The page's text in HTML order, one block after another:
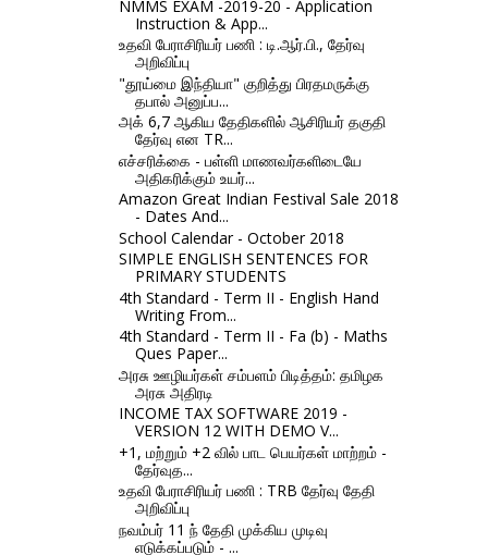
NMMS EXAM -2019-20 - Application
Instruction & App...
உதவி பேராசிரியர் பணி : டி.ஆர்.பி., தேர்வு
அறிவிப்பு
"தூய்மை இந்தியா" குறித்து பிரதமருக்கு
தபால் அனுப்ப...
அக் 6,7 ஆகிய தேதிகளில் ஆசிரியர் தகுதி
தேர்வு என TR...
எச்சரிக்கை - பள்ளி மாணவர்களிடையே
அதிகரிக்கும் உயர்...
Amazon Great Indian Festival Sale 2018
- Dates And...
School Calendar - October 2018
SIMPLE ENGLISH SENTENCES FOR
PRIMARY STUDENTS
4th Standard - Term II - English Hand
Writing From...
4th Standard - Term II - Fa (b) - Maths
Ques Paper...
அரசு ஊழியர்கள் சம்பளம் பிடித்தம்: தமிழக
அரசு அதிரடி
INCOME TAX SOFTWARE 2019 -
VERSION 12 WITH DEMO V...
+1, மற்றும் +2 வில் பாட பெயர்கள் மாற்றம் -
தேர்வுத...
உதவி பேராசிரியர் பணி : TRB தேர்வு தேதி
அறிவிப்பு
நவம்பர் 11 ந் தேதி முக்கிய முடிவு
எடுக்கப்படும் - ...